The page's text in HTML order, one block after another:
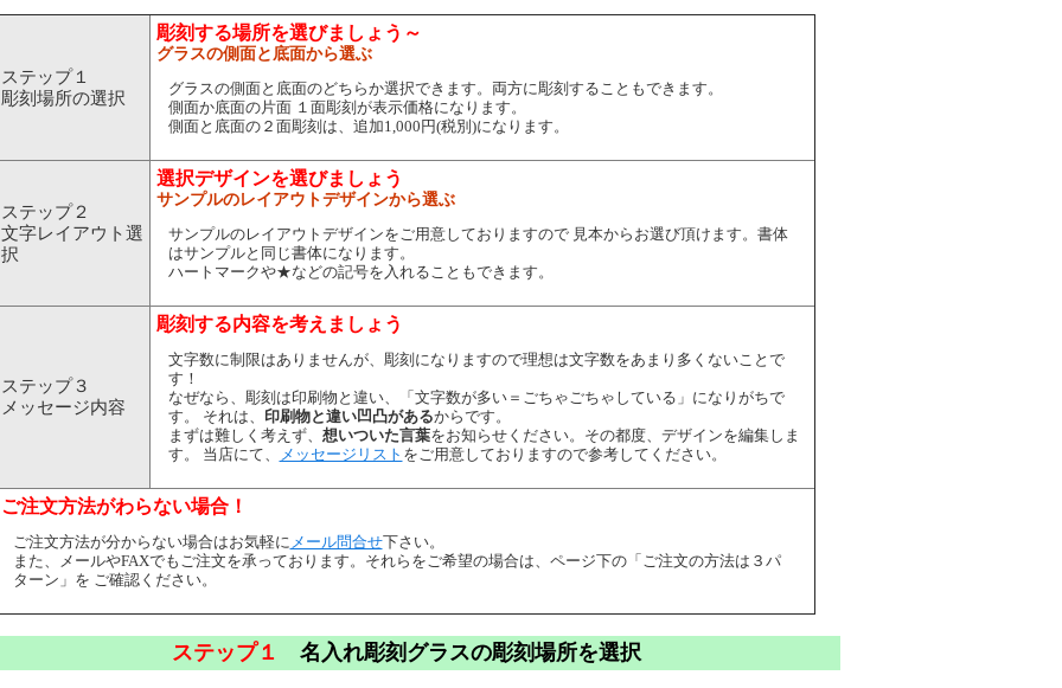
ステップ１
彫刻場所の選択
彫刻する場所を選びましょう～
グラスの側面と底面から選ぶ
グラスの側面と底面のどちらか選択できます。両方に彫刻することもできます。
側面か底面の片面 １面彫刻が表示価格になります。
側面と底面の２面彫刻は、追加1,000円(税別)になります。
ステップ２
文字レイアウト選
択
選択デザインを選びましょう
サンプルのレイアウトデザインから選ぶ
サンプルのレイアウトデザインをご用意しておりますので 見本からお選び頂けます。書体
はサンプルと同じ書体になります。
ハートマークや★などの記号を入れることもできます。
ステップ３
メッセージ内容
彫刻する内容を考えましょう
文字数に制限はありませんが、彫刻になりますので理想は文字数をあまり多くないことで
す！
なぜなら、彫刻は印刷物と違い、「文字数が多い＝ごちゃごちゃしている」になりがちで
す。 それは、 印刷物と違い凹凸があるからです。
まずは難しく考えず、 想いついた言葉をお知らせください。その都度、デザインを編集しま
す。 当店にて、
メッセージリスト をご用意しておりますので参考してください。
ご注文方法がわらない場合！
ご注文方法が分からない場合はお気軽に メール問合せ下さい。
また、メールやFAXでもご注文を承っております。それらをご希望の場合は、ページ下の「ご注文の方法は３パ
ターン」を ご確認ください。
ステップ１ 名入れ彫刻グラスの彫刻場所を選択